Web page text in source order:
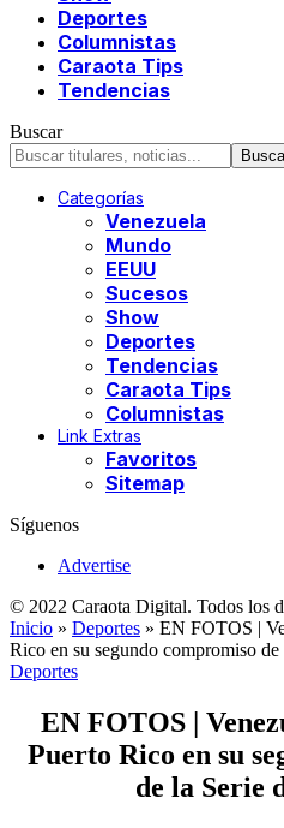
Deportes
Columnistas
Caraota Tips
Tendencias
Buscar
Categorías
Venezuela
Mundo
EEUU
Sucesos
Show
Deportes
Tendencias
Caraota Tips
Columnistas
Link Extras
Favoritos
Sitemap
Síguenos
Advertise
© 2022 Caraota Digital. Todos los
Inicio » Deportes » EN FOTOS |
Rico en su segundo compromiso
Deportes
EN FOTOS |
Puerto Rico en su
de la Serie